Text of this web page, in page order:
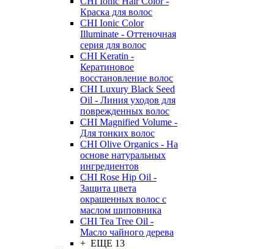
Краска для волос
CHI Ionic Color
Illuminate - Оттеночная
серия для волос
CHI Keratin -
Кератиновое
восстановление волос
CHI Luxury Black Seed
Oil - Линия уходов для
поврежденных волос
CHI Magnified Volume -
Для тонких волос
CHI Olive Organics - На
основе натуральных
ингредиентов
CHI Rose Hip Oil -
Защита цвета
окрашенных волос с
маслом шиповника
CHI Tea Tree Oil -
Масло чайного дерева
+ ЕЩЕ 13